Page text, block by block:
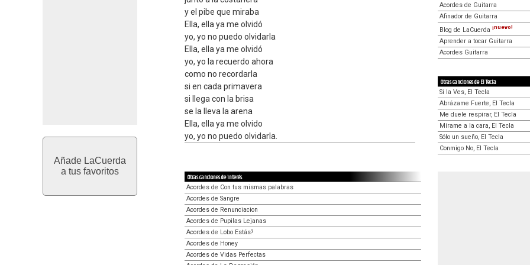
Añade LaCuerda
a tus favoritos
y el pibe que miraba
Ella, ella ya me olvidó
yo, yo no puedo olvidarla
Ella, ella ya me olvidó
yo, yo la recuerdo ahora
como no recordarla
si en cada primavera
si llega con la brisa
se la lleva la arena
Ella, ella ya me olvido
yo, yo no puedo olvidarla.
Acordes de Guitarra
Afinador de Guitarra
Blog de LaCuerda ¡nuevo!
Aprender a tocar Guitarra
Acordes Guitarra
Otras canciones de El Tecla
Si la Ves, El Tecla
Abrázame Fuerte, El Tecla
Me duele respirar, El Tecla
Mírame a la cara, El Tecla
Sólo un sueño, El Tecla
Conmigo No, El Tecla
Otras canciones de interés
Acordes de Con tus mismas palabras
Acordes de Sangre
Acordes de Renunciacion
Acordes de Pupilas Lejanas
Acordes de Lobo Estás?
Acordes de Honey
Acordes de Vidas Perfectas